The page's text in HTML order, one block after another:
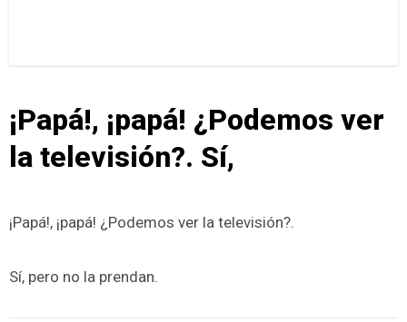
¡Papá!, ¡papá! ¿Podemos ver
la televisión?. Sí,
¡Papá!, ¡papá! ¿Podemos ver la televisión?.
Sí, pero no la prendan.